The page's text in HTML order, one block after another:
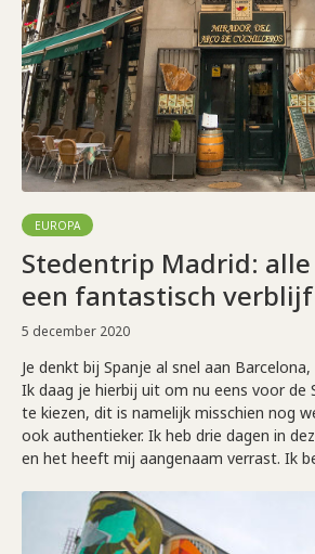
EUROPA
Stedentrip Madrid:
een fantastisch verblijf
5 december 2020
Je denkt bij Spanje al snel aan
Ik daag je hierbij uit om nu eens voor de
te kiezen, dit is namelijk misschien nog
ook authentieker. Ik heb drie dagen in
en het heeft mij aangenaam verrast. Ik